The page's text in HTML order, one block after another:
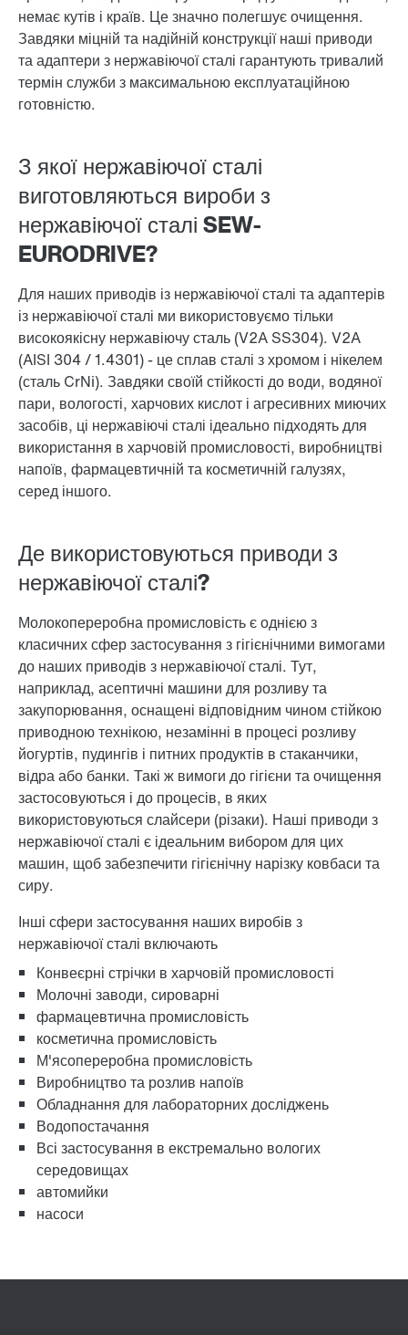
немає кутів і країв. Це значно полегшує очищення.
Завдяки міцній та надійній конструкції наші приводи
та адаптери з нержавіючої сталі гарантують тривалий
термін служби з максимальною експлуатаційною
готовністю.
З якої нержавіючої сталі
виготовляються вироби з
нержавіючої сталі SEW-
EURODRIVE?
Для наших приводів із нержавіючої сталі та адаптерів
із нержавіючої сталі ми використовуємо тільки
високоякісну нержавіючу сталь (V2A SS304). V2A
(AISI 304 / 1.4301) - це сплав сталі з хромом і нікелем
(сталь CrNi). Завдяки своїй стійкості до води, водяної
пари, вологості, харчових кислот і агресивних миючих
засобів, ці нержавіючі сталі ідеально підходять для
використання в харчовій промисловості, виробництві
напоїв, фармацевтичній та косметичній галузях,
серед іншого.
Де використовуються приводи з
нержавіючої сталі?
Молокопереробна промисловість є однією з
класичних сфер застосування з гігієнічними вимогами
до наших приводів з нержавіючої сталі. Тут,
наприклад, асептичні машини для розливу та
закупорювання, оснащені відповідним чином стійкою
приводною технікою, незамінні в процесі розливу
йогуртів, пудингів і питних продуктів в стаканчики,
відра або банки. Такі ж вимоги до гігієни та очищення
застосовуються і до процесів, в яких
використовуються слайсери (різаки). Наші приводи з
нержавіючої сталі є ідеальним вибором для цих
машин, щоб забезпечити гігієнічну нарізку ковбаси та
сиру.
Інші сфери застосування наших виробів з
нержавіючої сталі включають
Конвеєрні стрічки в харчовій промисловості
Молочні заводи, сироварні
фармацевтична промисловість
косметична промисловість
М'ясопереробна промисловість
Виробництво та розлив напоїв
Обладнання для лабораторних досліджень
Водопостачання
Всі застосування в екстремально вологих
середовищах
автомийки
насоси